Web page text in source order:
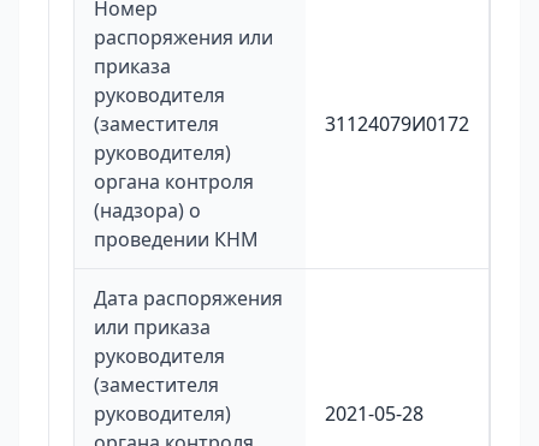
Номер
распоряжения или
приказа
руководителя
(заместителя
руководителя)
органа контроля
(надзора) о
проведении КНМ
31124079И0172
Дата распоряжения
или приказа
руководителя
(заместителя
руководителя)
2021-05-28